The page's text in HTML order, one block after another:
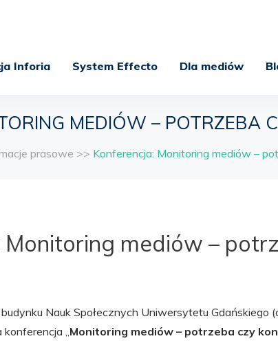
Inforia System Effecto Dla mediów
MEDIÓW – POTRZEBA
prasowe >> Konferencja: Monitoring mediów –
Monitoring mediów –
Nauk Społecznych Uniwersytetu Gdańskiego
„Monitoring mediów – potrzeba czy